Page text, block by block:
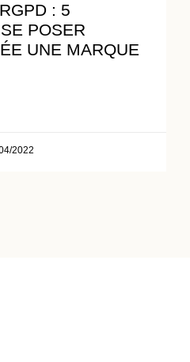
: 5
POSER
UNE MARQUE
2022